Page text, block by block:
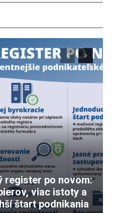
register po novom:
viac istoty a
štart podnikania